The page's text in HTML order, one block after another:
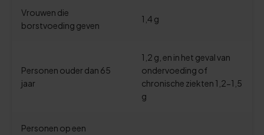
Vrouwen die
borstvoeding geven
1,4 g
Personen ouder dan 65
jaar
1,2 g, en in het geval van
ondervoeding of
chronische ziekten 1,2-1,5
g
Personen op een